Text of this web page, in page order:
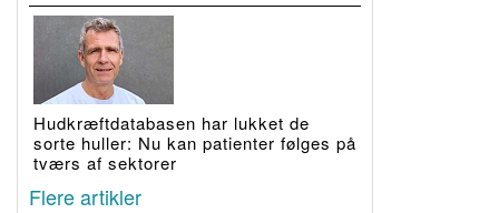
Hudkræftdatabasen har lukket de
sorte huller: Nu kan patienter følges på
tværs af sektorer
Flere artikler